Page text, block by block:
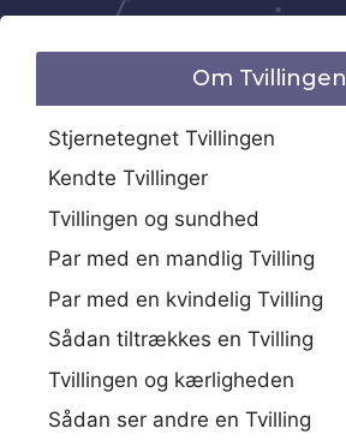
Om Tvillingen
Stjernetegnet Tvillingen
Kendte Tvillinger
Tvillingen og sundhed
Par med en mandlig Tvilling
Par med en kvindelig Tvilling
Sådan tiltrækkes en Tvilling
Tvillingen og kærligheden
Sådan ser andre en Tvilling